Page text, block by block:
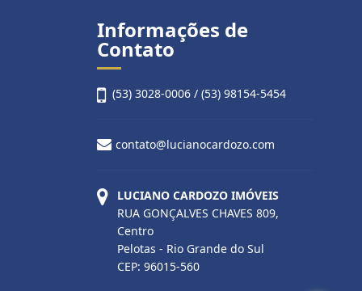
Informações de
Contato
(53) 3028-0006 / (53) 98154-5454
contato@lucianocardozo.com
LUCIANO CARDOZO IMÓVEIS
RUA GONÇALVES CHAVES 809,
Centro
Pelotas - Rio Grande do Sul
CEP: 96015-560